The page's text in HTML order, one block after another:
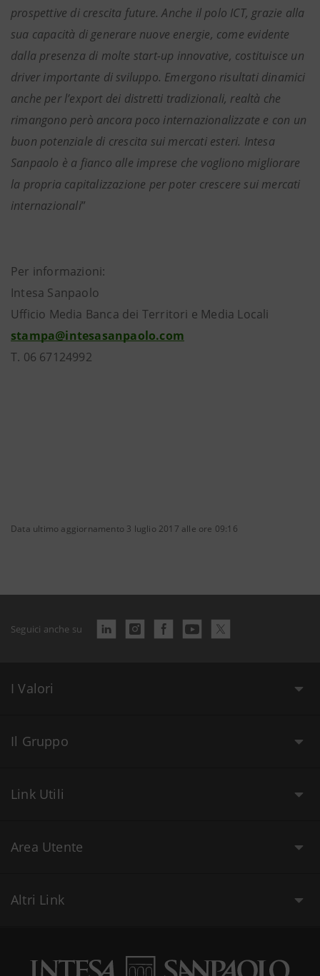
prospettive di crescita future. Anche il polo ICT, grazie alla
sua capacità di generare nuove energie, come evidente
dalla presenza di molte start-up innovative, costituisce un
driver importante di sviluppo. Emergono risultati dinamici
anche per l’export dei distretti tradizionali, realtà che
rimangono però ancora poco internazionalizzate e con un
buon potenziale di crescita sui mercati esteri. Intesa
Sanpaolo è a fianco alle imprese che vogliono migliorare
la propria capitalizzazione per poter crescere sui mercati
internazionali”
Per informazioni:
Intesa Sanpaolo
Ufficio Media Banca dei Territori e Media Locali
stampa@intesasanpaolo.com
T. 06 67124992
Data ultimo aggiornamento 3 luglio 2017 alle ore 09:16
Seguici anche su
I Valori
Il Gruppo
Link Utili
Area Utente
Altri Link